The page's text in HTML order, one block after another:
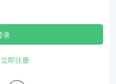
录
立即注册